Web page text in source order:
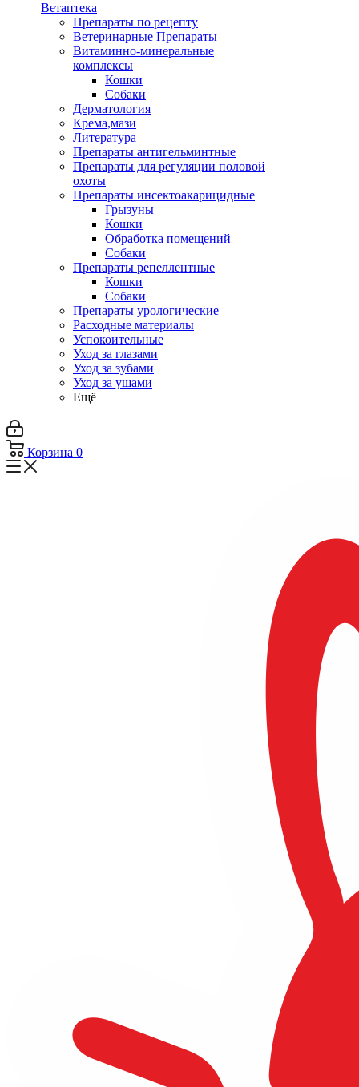
Ветаптека
Препараты по рецепту
Ветеринарные Препараты
Витаминно-минеральные
комплексы
Кошки
Собаки
Дерматология
Крема,мази
Литература
Препараты антигельминтные
Препараты для регуляции половой
охоты
Препараты инсектоакарицидные
Грызуны
Кошки
Обработка помещений
Собаки
Препараты репеллентные
Кошки
Собаки
Препараты урологические
Расходные материалы
Успокоительные
Уход за глазами
Уход за зубами
Уход за ушами
Ещё
Корзина 0